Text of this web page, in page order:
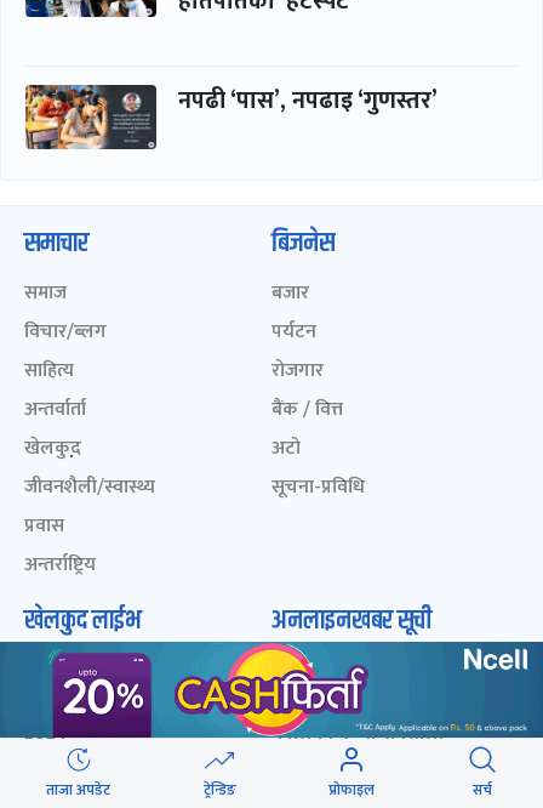
नपढी ‘पास’, नपढाइ ‘गुणस्तर’
ताजा अपडेट ट्रेन्डिङ प्रोफाइल सर्च
समाचार
समाज
विचार/ब्लग
साहित्य
अन्तर्वार्ता
खेलकुद़़
जीवनशैली/स्वास्थ्य
प्रवास
अन्तर्राष्ट्रिय
बिजनेस
बजार
पर्यटन
रोजगार
बैंक / वित्त
अटो
सूचना-प्रविधि
खेलकुद लाईभ
एनपीएल २०८१
ICC Men T20 World Cup
2024
IPL 2024
अनलाइनखबर सूची
नेपालका ५० प्रभावशाली
महिला २०८२
नेपालका ५० प्रभावशाली
महिला २०८१
नेपालका ५० प्रभावशाली